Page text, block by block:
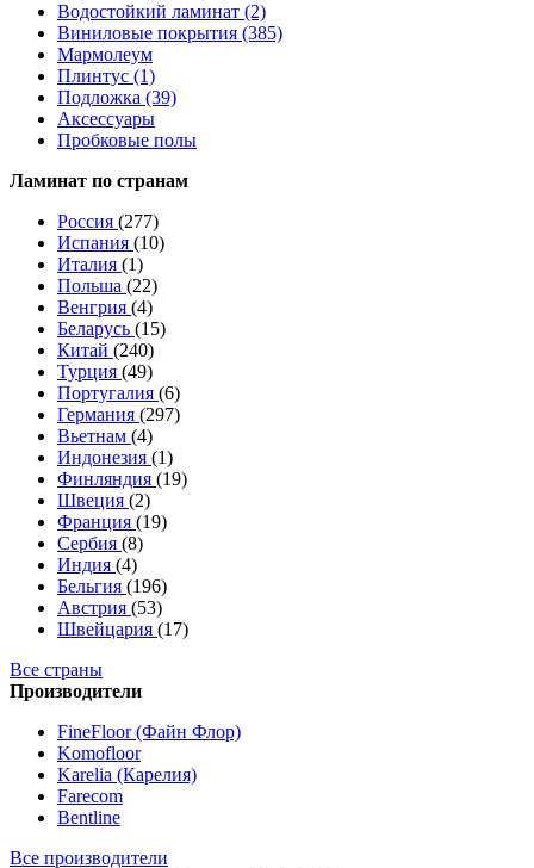
Водостойкий ламинат (2)
Виниловые покрытия (385)
Мармолеум
Плинтус (1)
Подложка (39)
Аксессуары
Пробковые полы
Ламинат по странам
Россия (277)
Испания (10)
Италия (1)
Польша (22)
Венгрия (4)
Беларусь (15)
Китай (240)
Турция (49)
Португалия (6)
Германия (297)
Вьетнам (4)
Индонезия (1)
Финляндия (19)
Швеция (2)
Франция (19)
Сербия (8)
Индия (4)
Бельгия (196)
Австрия (53)
Швейцария (17)
Все страны
Производители
FineFloor (Файн Флор)
Komofloor
Karelia (Карелия)
Farecom
Bentline
Все производители